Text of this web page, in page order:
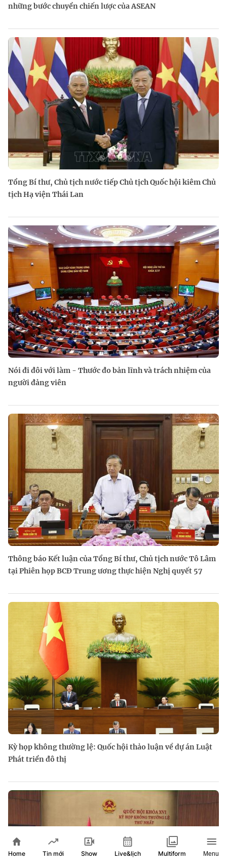
những bước chuyển chiến lược của ASEAN
Tổng Bí thư, Chủ tịch nước tiếp Chủ tịch Quốc hội kiêm Chủ
tịch Hạ viện Thái Lan
Nói đi đôi với làm - Thước đo bản lĩnh và trách nhiệm của
người đảng viên
Thông báo Kết luận của Tổng Bí thư, Chủ tịch nước Tô Lâm
tại Phiên họp BCĐ Trung ương thực hiện Nghị quyết 57
Kỳ họp không thường lệ: Quốc hội thảo luận về dự án Luật
Phát triển đô thị
Home Tin mới Show Live&lịch Multiform Menu